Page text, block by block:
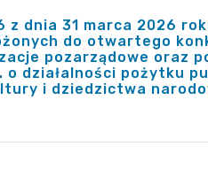
dnia 31 marca 2026
do otwartego
pozarządowe oraz
o działalności pożytku
i dziedzictwa